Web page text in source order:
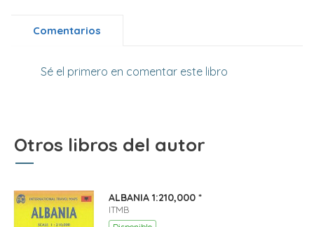
Comentarios
Sé el primero en comentar este libro
Otros libros del autor
ALBANIA 1:210,000 *
ITMB